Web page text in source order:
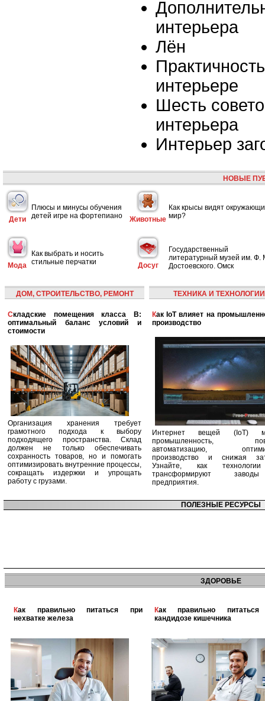
интерьера
Лён
интерьере
Шесть
интерьера
Интерьер
НОВЫЕ
Дети
Плюсы и минусы обучения
детей игре на фортепиано
Животные
Как крысы видят
мир?
Мода
Как выбрать и носить
стильные перчатки
Досуг
Государственный
литературный музей им. Ф.
Достоевского. Омск
ДОМ, СТРОИТЕЛЬСТВО, РЕМОНТ
Складские помещения класса B:
оптимальный баланс условий и
стоимости
Организация хранения требует
грамотного подхода к выбору
подходящего пространства. Склад
должен не только обеспечивать
сохранность товаров, но и помогать
оптимизировать внутренние процессы,
сокращать издержки и упрощать
работу с грузами.
ТЕХНИКА И ТЕХНОЛОГИИ
Как IoT влияет на промышленность и
производство
Интернет вещей (IoT)
промышленность,
автоматизацию,
производство и снижая
Узнайте, как
трансформируют
предприятия.
ПОЛЕЗНЫЕ РЕСУРСЫ
ЗДОРОВЬЕ
Как правильно питаться при
нехватке железа
Как правильно питаться при
кандидозе кишечника